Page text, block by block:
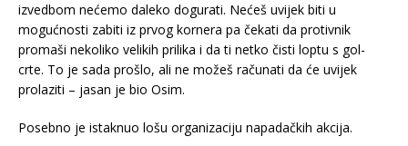
izvedbom nećemo daleko dogurati. Nećeš uvijek biti u
mogućnosti zabiti iz prvog kornera pa čekati da protivnik
promaši nekoliko velikih prilika i da ti netko čisti loptu s gol-
crte. To je sada prošlo, ali ne možeš računati da će uvijek
prolaziti – jasan je bio Osim.
Posebno je istaknuo lošu organizaciju napadačkih akcija.